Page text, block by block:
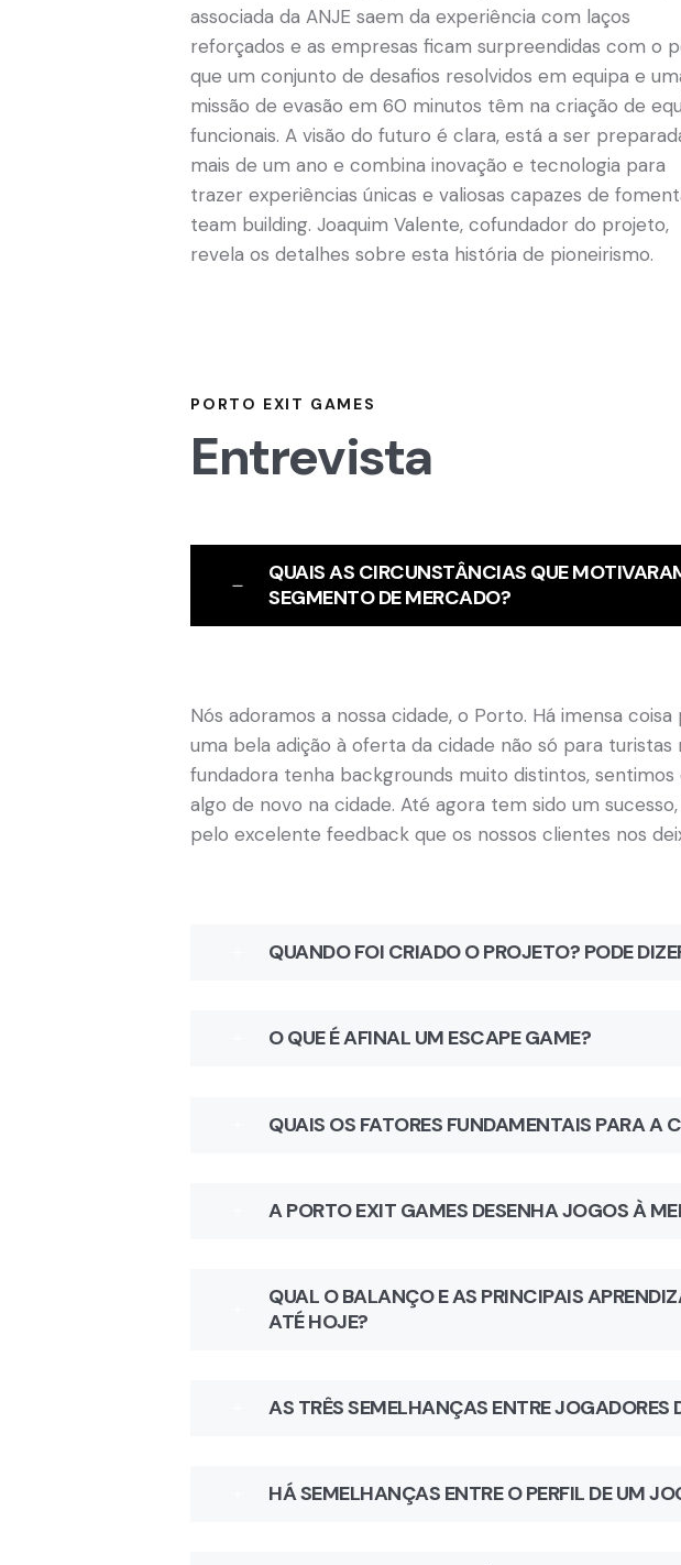
associada da ANJE saem da experiência com laços
reforçados e as empresas ficam surpreendidas com o
que um conjunto de desafios resolvidos em equipa e
missão de evasão em 60 minutos têm na criação de
funcionais. A visão do futuro é clara, está a ser
mais de um ano e combina inovação e tecnologia para
trazer experiências únicas e valiosas capazes de
team building. Joaquim Valente, cofundador do projeto,
revela os detalhes sobre esta história de pioneirismo.
PORTO EXIT GAMES
Entrevista
QUAIS AS CIRCUNSTÂNCIAS QUE
SEGMENTO DE MERCADO?
Nós adoramos a nossa cidade, o Porto. Há imensa
uma bela adição à oferta da cidade não só para
fundadora tenha backgrounds muito distintos,
algo de novo na cidade. Até agora tem sido um
pelo excelente feedback que os nossos clientes nos
QUANDO FOI CRIADO O PROJETO? PODE
O QUE É AFINAL UM ESCAPE GAME?
QUAIS OS FATORES FUNDAMENTAIS PARA A
A PORTO EXIT GAMES DESENHA JOGOS À
QUAL O BALANÇO E AS PRINCIPAIS
ATÉ HOJE?
AS TRÊS SEMELHANÇAS ENTRE JOGADORES
HÁ SEMELHANÇAS ENTRE O PERFIL DE UM